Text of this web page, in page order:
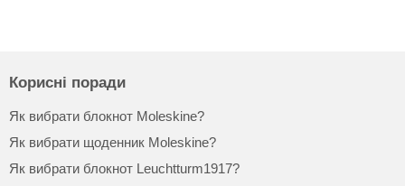
Корисні поради
Як вибрати блокнот Moleskine?
Як вибрати щоденник Moleskine?
Як вибрати блокнот Leuchtturm1917?